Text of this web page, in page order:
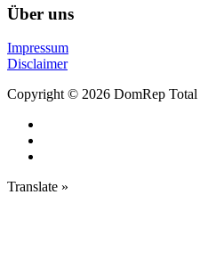
Über uns
Impressum
Disclaimer
Copyright © 2026 DomRep Total
Translate »